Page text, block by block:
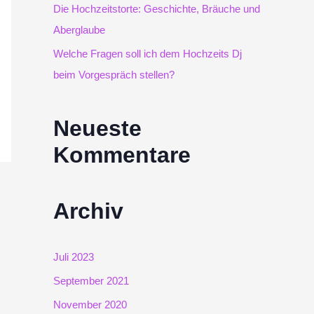
c
h
Die Hochzeitstorte: Geschichte, Bräuche und
Aberglaube
Welche Fragen soll ich dem Hochzeits Dj
beim Vorgespräch stellen?
Neueste
Kommentare
Archiv
Juli 2023
September 2021
November 2020